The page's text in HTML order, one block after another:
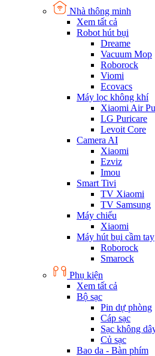
Nhà thông minh
Xem tất cả
Robot hút bụi
Dreame
Vacuum Mop
Roborock
Viomi
Ecovacs
Máy lọc không khí
Xiaomi Air
LG Puricare
Levoit Core
Camera AI
Xiaomi
Ezviz
Imou
Smart Tivi
TV Xiaomi
TV Samsung
Máy chiếu
Xiaomi
Máy hút bụi cầm tay
Roborock
Smarock
Phụ kiện
Xem tất cả
Bộ sạc
Pin dự phòng
Cáp sạc
Sạc không
Củ sạc
Bao da - Bàn phím